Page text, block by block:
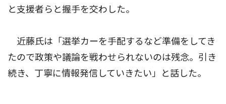
と支援者らと握手を交わした。
近藤氏は「選挙カーを手配するなど準備をしてき
たので政策や議論を戦わせられないのは残念。引き
続き、丁寧に情報発信していきたい」と話した。